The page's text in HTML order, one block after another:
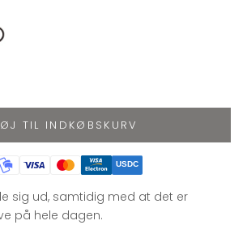
Chocolate
TIL INDKØBSKURV
USDC
sig ud, samtidig med at det er
på hele dagen.